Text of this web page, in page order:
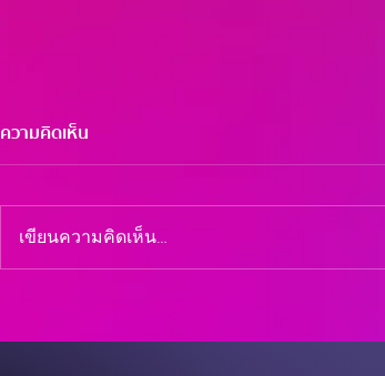
จัดกิจกรรม Stop Bully, Start
ความคิดเห็น
เขียนความคิดเห็น…